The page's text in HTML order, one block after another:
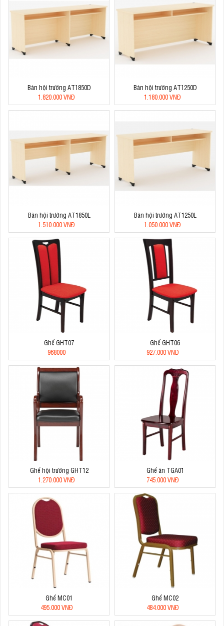
Bàn hội trường AT1850D
1.820.000 VNĐ
Bàn hội trường AT1250D
1.180.000 VNĐ
Bàn hội trường AT1850L
1.510.000 VNĐ
Bàn hội trường AT1250L
1.050.000 VNĐ
Ghế GHT07
968000
Ghế GHT06
927.000 VNĐ
Ghế hội trường GHT12
1.270.000 VNĐ
Ghế ăn TGA01
745.000 VNĐ
Ghế MC01
495.000 VNĐ
Ghế MC02
484.000 VNĐ